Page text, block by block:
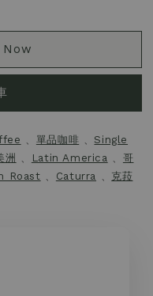
Now
、 單品咖啡 、 Single
洲 、 Latin America 、 哥
Roast 、 Caturra 、 克菈